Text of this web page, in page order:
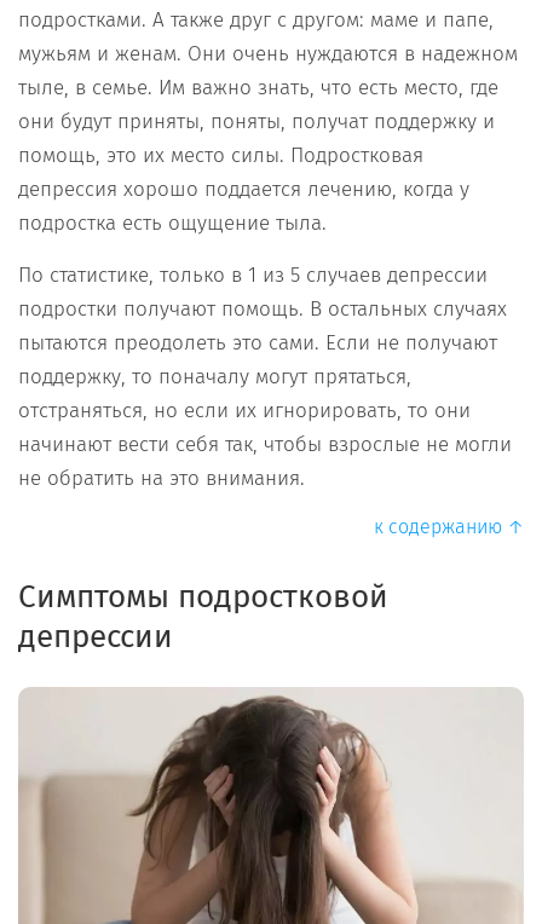
подростками. А также друг с другом: маме и папе,
мужьям и женам. Они очень нуждаются в надежном
тыле, в семье. Им важно знать, что есть место, где
они будут приняты, поняты, получат поддержку и
помощь, это их место силы. Подростковая
депрессия хорошо поддается лечению, когда у
подростка есть ощущение тыла.
По статистике, только в 1 из 5 случаев депрессии
подростки получают помощь. В остальных случаях
пытаются преодолеть это сами. Если не получают
поддержку, то поначалу могут прятаться,
отстраняться, но если их игнорировать, то они
начинают вести себя так, чтобы взрослые не могли
не обратить на это внимания.
к содержанию ↑
Симптомы подростковой
депрессии